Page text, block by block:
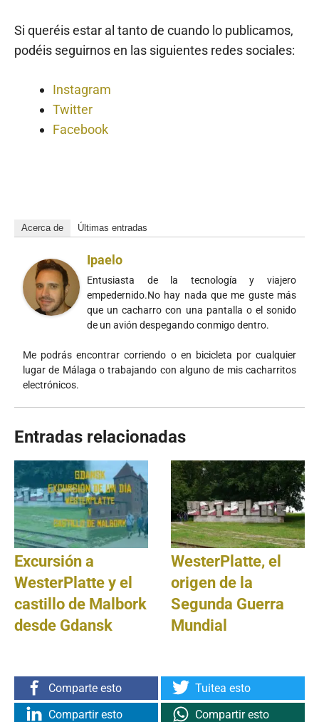
Si queréis estar al tanto de cuando lo publicamos,
podéis seguirnos en las siguientes redes sociales:
Instagram
Twitter
Facebook
Acerca de Últimas entradas
Ipaelo
Entusiasta de la tecnología y viajero
empedernido.No hay nada que me guste más
que un cacharro con una pantalla o el sonido
de un avión despegando conmigo dentro.
Me podrás encontrar corriendo o en bicicleta por cualquier
lugar de Málaga o trabajando con alguno de mis cacharritos
electrónicos.
Entradas relacionadas
Excursión a
WesterPlatte y el
castillo de Malbork
desde Gdansk
WesterPlatte, el
origen de la
Segunda Guerra
Mundial
Comparte esto
Tuitea esto
Compartir esto
Compartir esto